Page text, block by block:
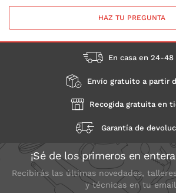
HAZ TU PREGUNTA
En casa en 24-48
Envío gratuito a partir
Recogida gratuita en
Garantía de
¡Sé de los primeros en
Recibirás las últimas novedades,
y técnicas en tu